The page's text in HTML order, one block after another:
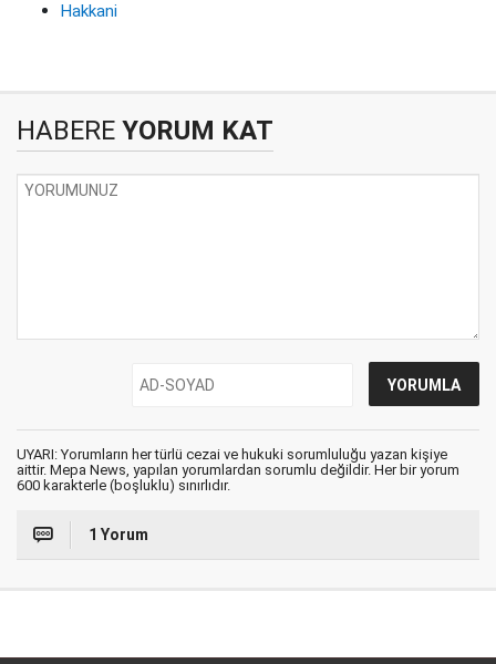
Hakkani
HABERE YORUM KAT
UYARI: Yorumların her türlü cezai ve hukuki sorumluluğu yazan kişiye
aittir. Mepa News, yapılan yorumlardan sorumlu değildir. Her bir yorum
600 karakterle (boşluklu) sınırlıdır.
1 Yorum